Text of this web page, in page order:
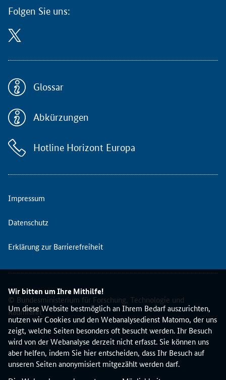
Wir bitten um Ihre Mithilfe!
Um diese Website bestmöglich an Ihrem Bedarf auszurichten,
nutzen wir Cookies und den Webanalysedienst Matomo, der uns
zeigt, welche Seiten besonders oft besucht werden. Ihr Besuch
wird von der Webanalyse derzeit nicht erfasst. Sie können uns
aber helfen, indem Sie hier entscheiden, dass Ihr Besuch auf
unseren Seiten anonymisiert mitgezählt werden darf.
l
l
e
D
g
t
a
e
u
n
d
n
u
r
e
l
T
e
c
h
n
o
l
Folgen Sie uns:
Glossar
Abkürzungen
Hotline Horizont Europa
Impressum
Datenschutz
Erklärung zur Barrierefreiheit
© Bundesministerium für Forschung, Technologie und
Raumfahrt